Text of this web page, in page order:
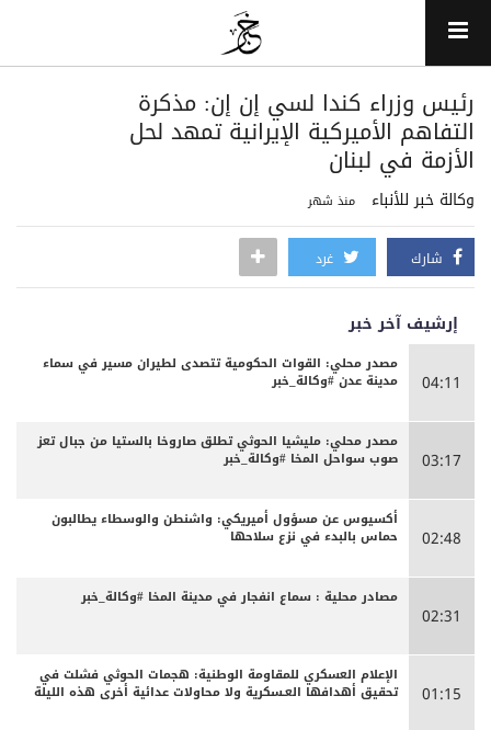
رئيس وزراء كندا لسي إن إن: مذكرة
التفاهم الأميركية الإيرانية تمهد لحل
الأزمة في لبنان
وكالة خبر للأنباء منذ شهر
شارك غرد
إرشيف آخر خبر
04:11
مصدر محلي: القوات الحكومية تتصدى لطيران مسير في سماء
مدينة عدن #وكالة_خبر
03:17
مصدر محلي: مليشيا الحوثي تطلق صاروخا بالستيا من جبال تعز
صوب سواحل المخا #وكالة_خبر
02:48
أكسيوس عن مسؤول أميريكي: واشنطن والوسطاء يطالبون
حماس بالبدء في نزع سلاحها
02:31
مصادر محلية : سماع انفجار في مدينة المخا #وكالة_خبر
01:15
الإعلام العسكري للمقاومة الوطنية: هجمات الحوثي فشلت في
تحقيق أهدافها العـسكرية ولا محاولات عدائية أخرى هذه الليلة